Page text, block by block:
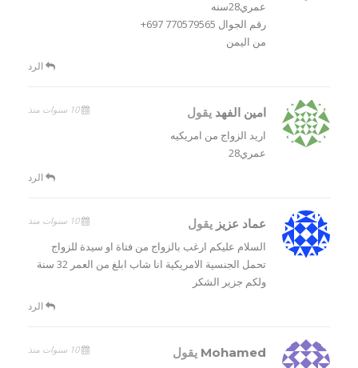
عمري28سنه
رقم الجوال 770579565 697+
من اليمن
الرد
امين الفهد يقول 10 سنوات منذ
اريد الزواج من امريكيه
عمري28
الرد
عماد عزيز يقول 10 سنوات منذ
السلام عليكم ارغب بالزواج من فتاة او سيدة للزواج
تحمل الجنسية الامريكية انا شاب ابلغ من العمر 32 سنة
ولكم جزير الشكر
الرد
Mohamed يقول 10 سنوات منذ